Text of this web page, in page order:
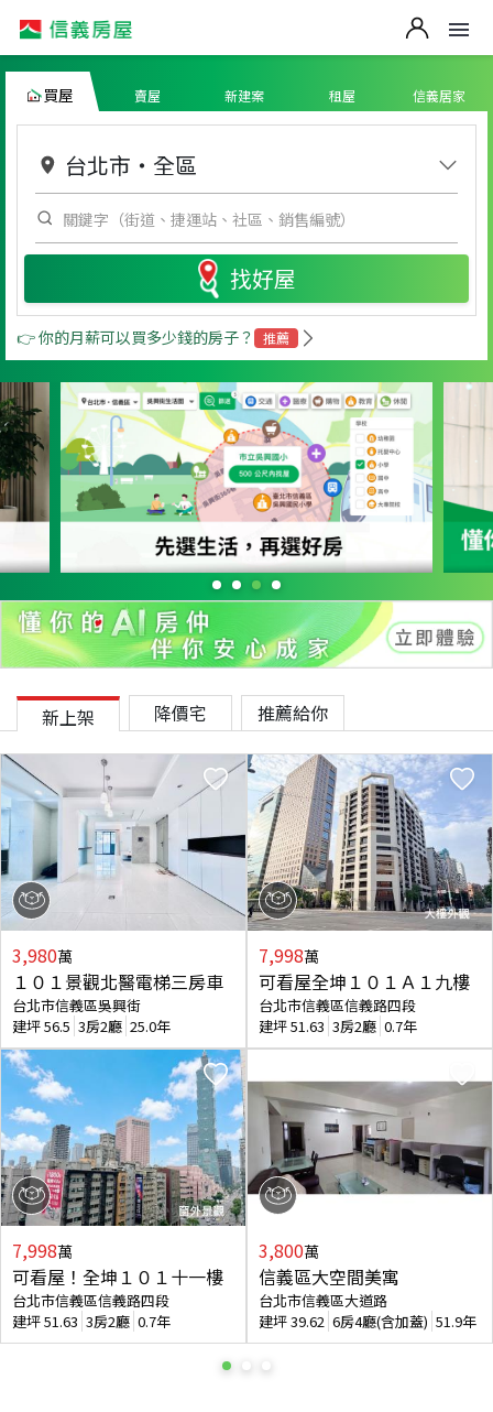
買屋 賣屋 新建案 租屋 信義居家
台北市 ・ 全區
找好屋
👉 你的月薪可以買多少錢的房子？ 推薦
新上架 降價宅 推薦給你
3,980萬
１０１景觀北醫電梯三房車
台北市信義區吳興街
建坪56.5 3房2廳 25.0年
7,998萬
可看屋！全坤１０１十一樓
台北市信義區信義路四段
建坪51.63 3房2廳 0.7年
7,998萬
可看屋全坤１０１Ａ１九樓
台北市信義區信義路四段
建坪51.63 3房2廳 0.7年
3,800萬
信義區大空間美寓
台北市信義區大道路
建坪39.62 6房4廳(含加蓋) 51.9年